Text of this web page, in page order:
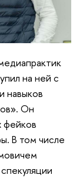
на ней с
навыков
Он
фейков
В том числе